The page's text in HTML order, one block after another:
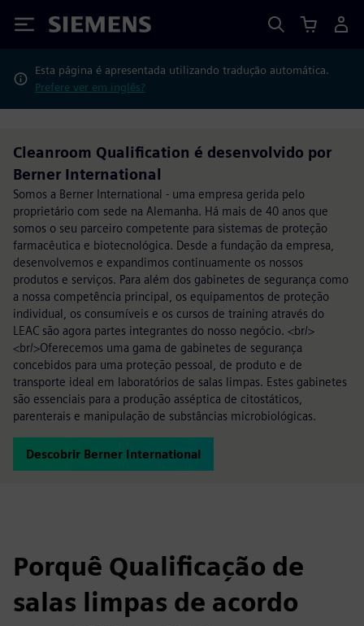
Siemens
Esta página é apresentada utilizando tradução automática.
Prefere ver em inglês?
Cleanroom Qualification é desenvolvido por
Berner International
Somos a Berner International - uma empresa gerida pelo
proprietário com sede na Alemanha. Há mais de 40 anos que
somos o seu parceiro competente para sistemas de proteção
farmacêutica e biotecnológica. Desde a fundação da empresa,
desenvolvemos e expandimos continuamente os nossos
produtos e serviços. Para além dos gabinetes de segurança como
a nossa competência principal, os equipamentos de proteção
individual, os consumíveis e os cursos de training através do
LEAC são agora partes integrantes do nosso negócio. <br/>
<br/>Oferecemos uma gama de gabinetes de segurança
concebidos para uma proteção pessoal, de produto e de
transporte ideal em laboratórios de salas limpas. Estes gabinetes
são essenciais para a produção asséptica de citostáticos,
parenterais e manipulação de substâncias microbiológicas.
Descobrir Berner International
Porquê Qualificação de
salas limpas de acordo